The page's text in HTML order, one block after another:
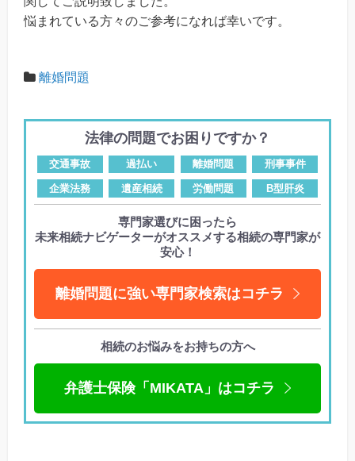
悩まれている方々のご参考になれば幸いです。
離婚問題
法律の問題でお困りですか？
交通事故 過払い 離婚問題 刑事事件
企業法務 遺産相続 労働問題 B型肝炎
専門家選びに困ったら
未来相続ナビゲーターがオススメする相続の専門家が
安心！
離婚問題に強い専門家検索はコチラ
相続のお悩みをお持ちの方へ
弁護士保険「MIKATA」はコチラ